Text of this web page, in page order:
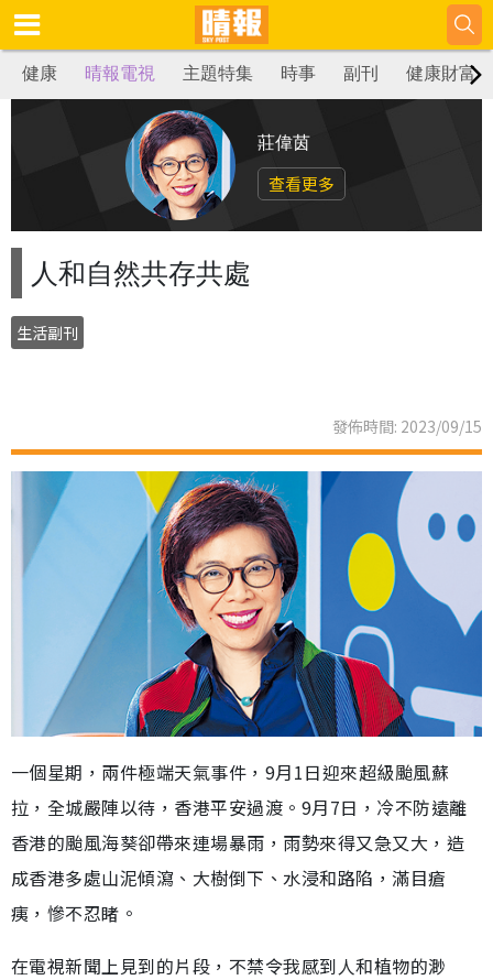
健康 晴報電視 主題特集 時事 副刊 健康財富
莊偉茵
查看更多
人和自然共存共處
生活副刊
發佈時間: 2023/09/15
一個星期，兩件極端天氣事件，9月1日迎來超級颱風蘇
拉，全城嚴陣以待，香港平安過渡。9月7日，冷不防遠離
香港的颱風海葵卻帶來連場暴雨，雨勢來得又急又大，造
成香港多處山泥傾瀉、大樹倒下、水浸和路陷，滿目瘡
痍，慘不忍睹。
在電視新聞上見到的片段，不禁令我感到人和植物的渺